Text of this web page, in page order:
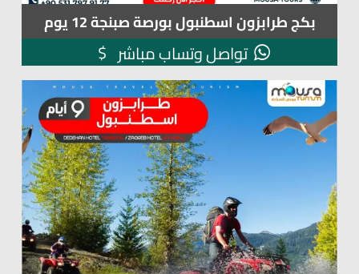
بكج طرابزون اسطنبول بورصة صبنجة 12 يوم
تواصل وتساب مباشر $